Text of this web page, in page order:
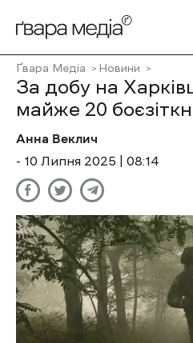
Ґвара Медіа Новини
За добу на
майже 20
Анна Веклич
- 10 Липня 2025 | 08:14